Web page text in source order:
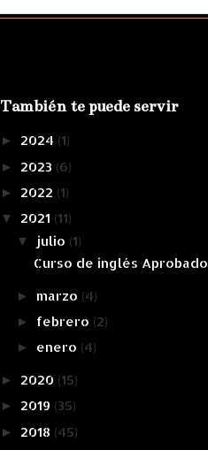
También te puede servir
► 2024 (1)
► 2023 (6)
► 2022 (1)
▼ 2021 (11)
▼ julio (1)
Curso de inglés Aprobado
► marzo (4)
► febrero (2)
► enero (4)
► 2020 (15)
► 2019 (35)
► 2018 (45)